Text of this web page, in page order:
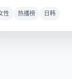
性 热播榜 日韩